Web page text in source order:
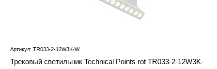
Артикул: TR033-2-12W3K-W
Трековый светильник Technical Points rot TR033-2-12W3K-